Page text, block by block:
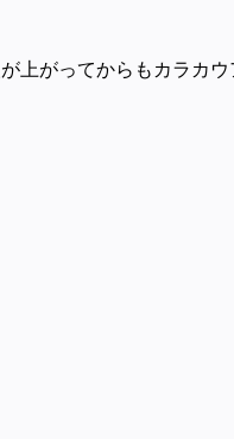
上がってからもカラカ